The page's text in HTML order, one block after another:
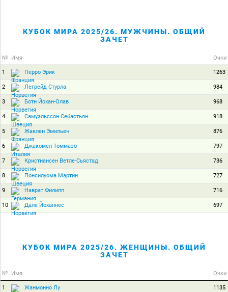
КУБОК МИРА 2025/26. МУЖЧИНЫ. ОБЩИЙ
ЗАЧЕТ
№ Имя Очки
1 Перро Эрик 1263
2 Легрейд Стурла 984
3 Ботн Йохан-Олав 968
4 Самуэльссон Себастьян 918
5 Жаклен Эмильен 876
6 Джакомел Томмазо 797
7 Кристиансен Ветле-Сьястад 736
8 Понсилуома Мартин 727
9 Наврат Филипп 716
10 Дале Йоханнес 697
КУБОК МИРА 2025/26. ЖЕНЩИНЫ. ОБЩИЙ
ЗАЧЕТ
№ Имя Очки
1 Жанмонно Лу 1135